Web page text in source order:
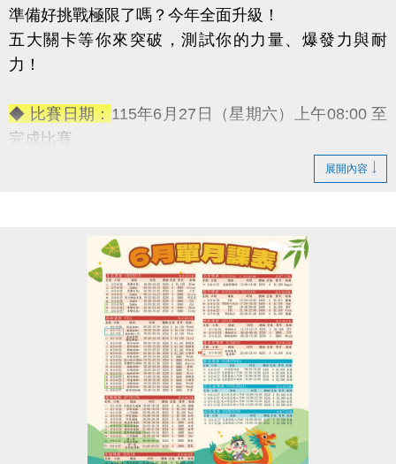
準備好挑戰極限了嗎？今年全面升級！
五大關卡等你來突破，測試你的力量、爆發力與耐
力！
◆ 比賽日期：115年6月27日（星期六）上午08:00 至
完成比賽
18歲以上皆可參加（男子組／女子組）
【免費報名】！
◆ 活動獎勵：
→ 冠軍獎金：5,000元
→ 亞軍獎金：3,000元
→ 季軍獎金：1,000元
-————————————
五大關卡連續挑戰
箱跳→ 藥球胸推→ SSB蹲舉→ 槓鈴借力推→滑雪機
展開內容